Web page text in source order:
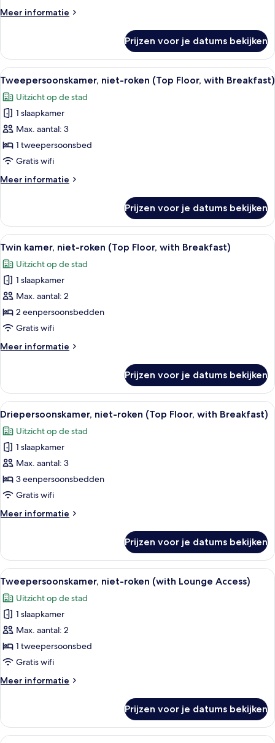
Floor)
Meer informatie
Meer
kamer,
niet-
roken
Floor)
Prijzen voor je datums bekijken
Alle
foto's
voor
Tweepersoonskamer,
niet-
roken
(Top
with
Een hotelkamer met een bed, een
9
Tweepersoonskamer, niet-roken (Top Floor, with Breakfast)
Uitzicht op de stad
1 slaapkamer
Max. aantal: 3
1 tweepersoonsbed
Gratis wifi
Meer informatie
Meer
niet-
roken
(Top
with
Breakfast)
Prijzen voor je datums bekijken
Alle
foto's
voor
Twin
kamer,
niet-
roken
Floor,
laden
Een hotelkamer met twee bedden,
10
Twin kamer, niet-roken (Top Floor, with Breakfast)
Uitzicht op de stad
1 slaapkamer
Max. aantal: 2
2 eenpersoonsbedden
Gratis wifi
Meer informatie
Meer
kamer,
niet-
roken
Floor,
with
Breakfast)
Prijzen voor je datums bekijken
Alle
foto's
voor
Driepersoonskamer,
niet-
roken
(Top
with
Een hotelkamer met twee bedden,
9
Driepersoonskamer, niet-roken (Top Floor, with Breakfast)
Uitzicht op de stad
1 slaapkamer
Max. aantal: 3
3 eenpersoonsbedden
Gratis wifi
Meer informatie
Meer
niet-
roken
(Top
with
Breakfast)
Prijzen voor je datums bekijken
Alle
foto's
voor
Tweepersoonskamer,
niet-
roken
(with
Access)
Een hotelkamer met een bed,
6
Tweepersoonskamer, niet-roken (with Lounge Access)
Uitzicht op de stad
1 slaapkamer
Max. aantal: 2
1 tweepersoonsbed
Gratis wifi
Meer informatie
Meer
niet-
roken
Prijzen voor je datums bekijken
Een hotelkamer met een bed,